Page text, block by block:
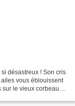
désastreux ! Son cris
vous éblouissent
sur le vieux corbeau